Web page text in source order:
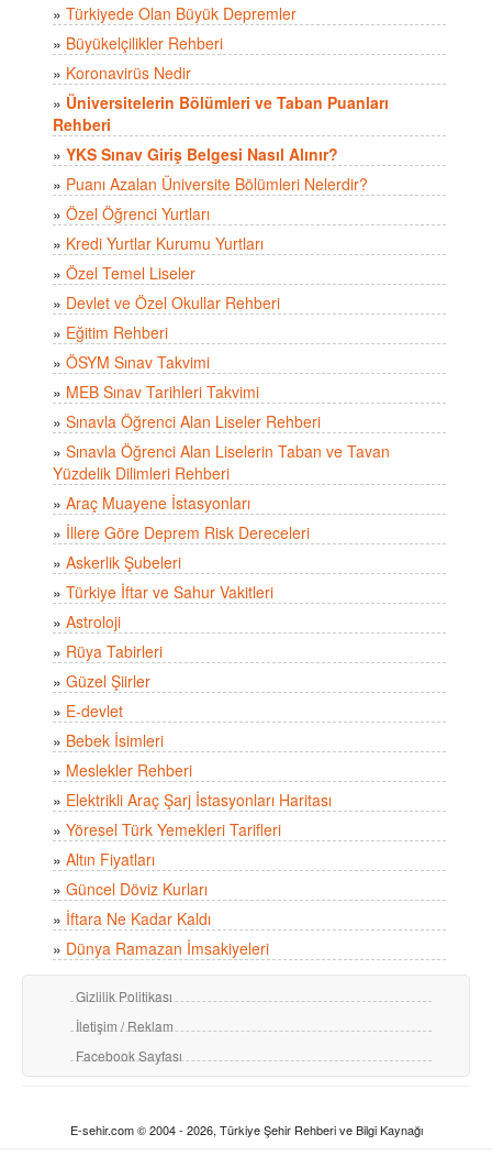
» Türkiyede Olan Büyük Depremler
» Büyükelçilikler Rehberi
» Koronavirüs Nedir
» Üniversitelerin Bölümleri ve Taban Puanları
Rehberi
» YKS Sınav Giriş Belgesi Nasıl Alınır?
» Puanı Azalan Üniversite Bölümleri Nelerdir?
» Özel Öğrenci Yurtları
» Kredi Yurtlar Kurumu Yurtları
» Özel Temel Liseler
» Devlet ve Özel Okullar Rehberi
» Eğitim Rehberi
» ÖSYM Sınav Takvimi
» MEB Sınav Tarihleri Takvimi
» Sınavla Öğrenci Alan Liseler Rehberi
» Sınavla Öğrenci Alan Liselerin Taban ve Tavan
Yüzdelik Dilimleri Rehberi
» Araç Muayene İstasyonları
» İllere Göre Deprem Risk Dereceleri
» Askerlik Şubeleri
» Türkiye İftar ve Sahur Vakitleri
» Astroloji
» Rüya Tabirleri
» Güzel Şiirler
» E-devlet
» Bebek İsimleri
» Meslekler Rehberi
» Elektrikli Araç Şarj İstasyonları Haritası
» Yöresel Türk Yemekleri Tarifleri
» Altın Fiyatları
» Güncel Döviz Kurları
» İftara Ne Kadar Kaldı
» Dünya Ramazan İmsakiyeleri
Gizlilik Politikası
İletişim / Reklam
Facebook Sayfası
E-sehir.com © 2004 - 2026, Türkiye Şehir Rehberi ve Bilgi Kaynağı